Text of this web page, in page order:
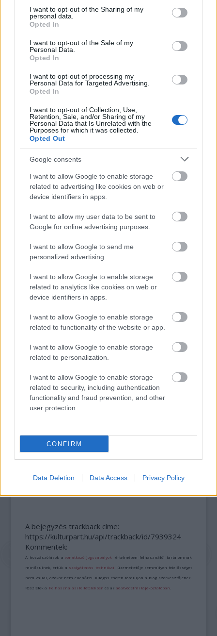
not limited to your visit or usage behaviour. You may click to
grant or deny consent to Google and its third-party tags to
use your data for below specified purposes in below Google
consent section.
I want to opt-out of the Sharing of my
personal data.
Opted In
I want to opt-out of the Sale of my
Personal Data.
Opted In
I want to opt-out of processing my
Personal Data for Targeted Advertising.
Opted In
I want to opt-out of Collection, Use,
Retention, Sale, and/or Sharing of my
Personal Data that Is Unrelated with the
Purposes for which it was collected.
Opted Out
Google consents
I want to allow Google to enable storage
related to advertising like cookies on web or
device identifiers in apps.
I want to allow my user data to be sent to
Google for online advertising purposes.
I want to allow Google to send me
personalized advertising.
I want to allow Google to enable storage
related to analytics like cookies on web or
device identifiers in apps.
I want to allow Google to enable storage
related to functionality of the website or app.
I want to allow Google to enable storage
related to personalization.
I want to allow Google to enable storage
related to security, including authentication
functionality and fraud prevention, and other
user protection.
CONFIRM
Data Deletion Data Access Privacy Policy
Berlin Történelem Fény Képző
„NEM TÖBB EZER EMBERRE UTAZUNK, HANEM
EGY VÁLOGATOTT TÁRSASÁGRA”
A bejegyzés trackback címe:
https://kulturpart.hu/api/trackback/id/7939324
Kommentek:
A hozzászólások avonatkozó jogszabályok értelmében felhasználói tartalomnak
minősülnek, értük a szolgáltatás technikai üzemeltetője semmilyen felelősséget
nem vállal, azokat nem ellenőrzi. Kifogás esetén forduljon a blog szerkesztőjéhez.
Részletek a Felhasználási feltételekben és azadatvédelmi tájékoztatóban